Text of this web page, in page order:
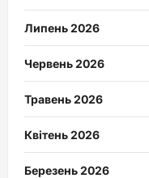
Липень 2026
Червень 2026
Травень 2026
Квітень 2026
Березень 2026